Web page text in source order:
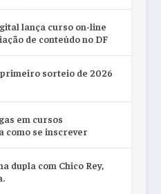
lança curso on-line
de conteúdo no DF
sorteio de 2026
em cursos
como se inscrever
dupla com Chico Rey,